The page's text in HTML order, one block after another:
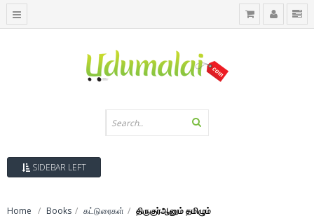
SIDEBAR LEFT
Home Books கட்டுரைகள் திருகுர்ஆனும் தமிழும்